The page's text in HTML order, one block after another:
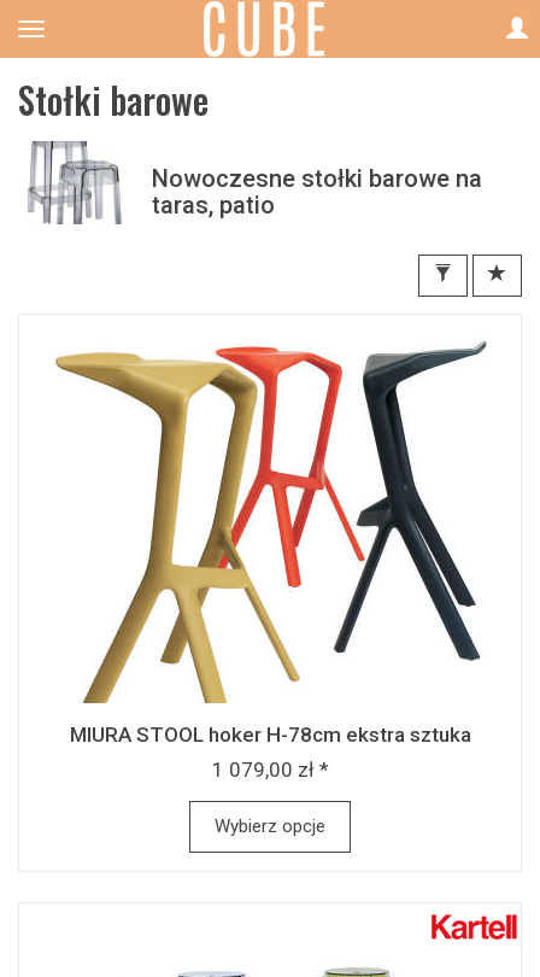
Stołki barowe
Nowoczesne stołki barowe na
taras, patio
MIURA STOOL hoker H-78cm ekstra sztuka
1 079,00 zł *
Wybierz opcje